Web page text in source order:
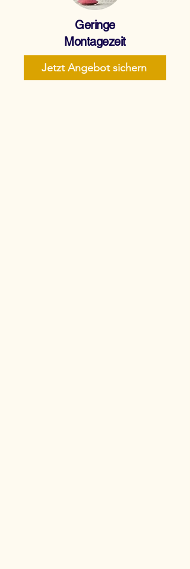
Geringe
Montagezeit
Jetzt Angebot sichern